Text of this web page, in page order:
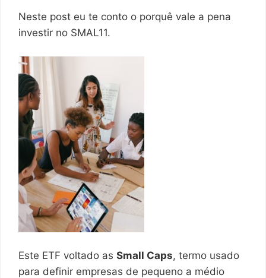
Neste post eu te conto o porquê vale a pena
investir no SMAL11.
Este ETF voltado as Small Caps, termo usado
para definir empresas de pequeno a médio